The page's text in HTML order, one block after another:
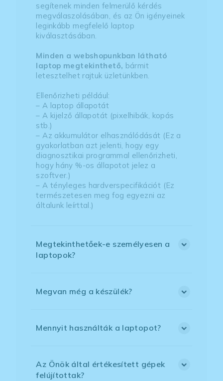
segítenek minden felmerülő kérdés
megválaszolásában, és az Ön igényeinek
leginkább megfelelő laptop
kiválasztásában.
Minden a webshopunkban látható
laptop megtekinthető, bármit
letesztelhet rajtuk üzletünkben.
Ellenőrizheti például:
– A laptop állapotát
– A kijelző állapotát (pixelhibák, kopás
stb.)
– Az akkumulátor elhasználódását (Ez a
gyakorlatban azt jelenti, hogy egy
diagnosztikai programmal ellenőrizheti,
hogy hány %-os állapotot jelez a
szoftver.)
– A tényleges hardverspecifikációt (Ez
természetesen meg fog egyezni az
általunk leírttal.)
Megtekinthetőek-e személyesen a
laptopok?
Megvan még a készülék?
Mennyit használták a laptopot?
Az Önök által értékesített gépek
felújítottak?